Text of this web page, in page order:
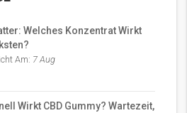
Welches Konzentrat Wirkt
Am: 7 Aug
Wirkt CBD Gummy? Wartezeit,